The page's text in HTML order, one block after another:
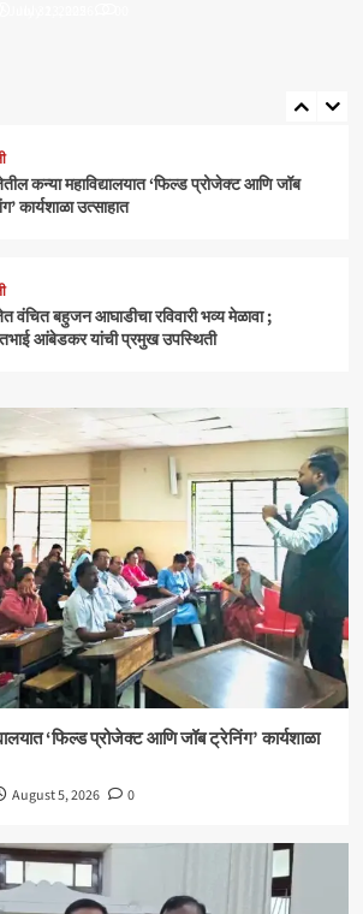
कन्या महाविद्यालयात ‘फिल्ड प्रोजेक्ट आणि जॉब
कार्यशाळा उत्साहात
वंचित बहुजन आघाडीचा रविवारी भव्य मेळावा ;
आंबेडकर यांची प्रमुख उपस्थिती
बेळगाव
जत्राट येथील बेपत्ता डॉक्टरचा मृतदेह अखेर सापडला
गुरुदेव शंकर अभ्यंकर यांना ‘कलातपस्वी’
प्रदान
आयडियल स्मार्ट स्कूलमध्ये दहावीच्या विद्यार्थी
पदग्रहण सोहळा
कन्या महाविद्यालयात ‘फिल्ड प्रोजेक्ट आणि जॉब
कार्यशाळा उत्साहात
‘फिल्ड प्रोजेक्ट आणि जॉब ट्रेनिंग’ कार्यशाळा
August 5, 2026 0